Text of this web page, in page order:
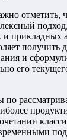
отметить,
и прикладных
получить
и
его
по